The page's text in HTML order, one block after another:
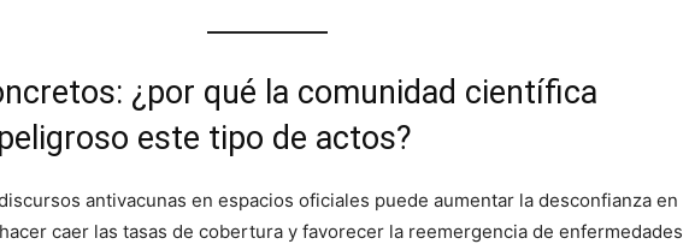
¿por qué la comunidad científica
este tipo de actos?
antivacunas en espacios oficiales puede aumentar la desconfianza en
caer las tasas de cobertura y favorecer la reemergencia de enfermedades